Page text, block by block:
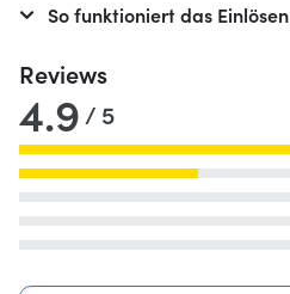
So funktioniert das Einlösen
Reviews
4.9 / 5